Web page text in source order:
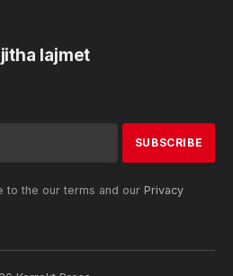
lajmet
to the our terms and our Privacy